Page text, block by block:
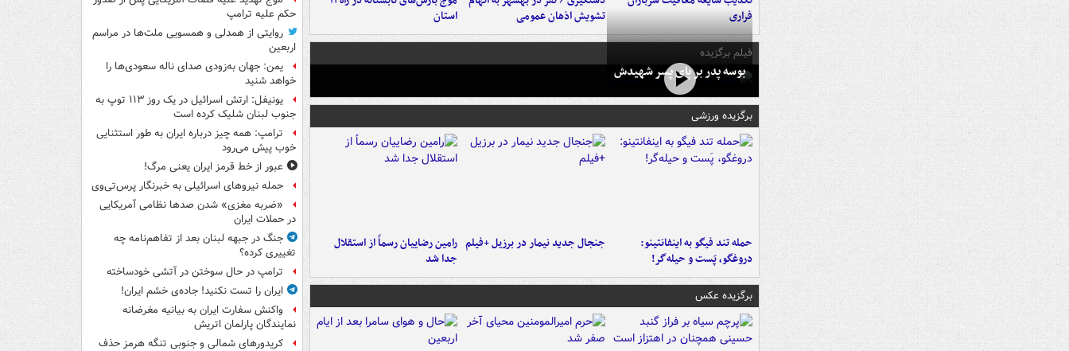
فراری
تشویش اذهان عمومی
استان
فیلم برگزیده
بوسه‌ پدر بر پای پسر شهیدش
برگزیده ورزشی
حمله تند فیگو به اینفانتینو:
دروغگو، پَست‌ و حیله‌گر!
جنجال جدید نیمار در برزیل +فیلم رامین رضاییان رسماً از استقلال
جدا شد
برگزیده عکس
حکم علیه ترامپ
روایتی از همدلی و همسویی ملت‌ها در مراسم
اربعین
یمن: جهان به‌زودی صدای ناله سعودی‌ها را
خواهد شنید
یونیفل: ارتش اسرائیل در یک روز ۱۱۳ توپ به
جنوب لبنان شلیک کرده است
ترامپ: همه چیز درباره ایران به طور استثنایی
خوب پیش می‌رود
عبور از خط قرمز ایران یعنی مرگ!
حمله نیروهای اسرائیلی به خبرنگار پرس‌تی‌وی
«ضربه مغزی» شدن صدها نظامی آمریکایی
در حملات ایران
جنگ در جبهه لبنان بعد از تفاهم‌نامه چه
تغییری کرده؟
ترامپ در حال سوختن در آتشی خودساخته
ایران را تست نکنید! جاده‌ی خشم ایران!
واکنش سفارت ایران به بیانیه مغرضانه
نمایندگان پارلمان اتریش
کریدورهای شمالی و جنوبی تنگه هرمز حذف